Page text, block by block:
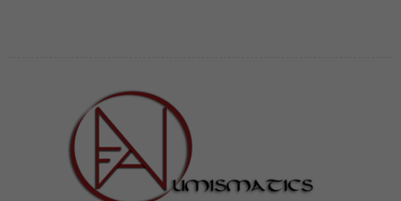
du site Web.